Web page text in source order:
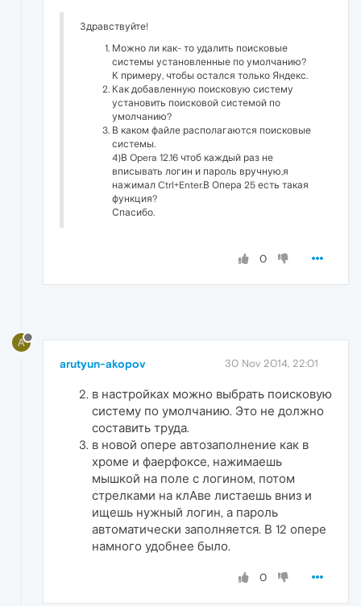
Здравствуйте!
Можно ли как- то удалить поисковые
системы установленные по умолчанию?
К примеру, чтобы остался только Яндекс.
Как добавленную поисковую систему
установить поисковой системой по
умолчанию?
В каком файле располагаются поисковые
системы.
4)В Opera 12.16 чтоб каждый раз не
вписывать логин и пароль вручную,я
нажимал Ctrl+Enter.В Опера 25 есть такая
функция?
Спасибо.
0
A
arutyun-akopov 30 Nov 2014, 22:01
в настройках можно выбрать поисковую
систему по умолчанию. Это не должно
составить труда.
в новой опере автозаполнение как в
хроме и фаерфоксе, нажимаешь
мышкой на поле с логином, потом
стрелками на клАве листаешь вниз и
ищешь нужный логин, а пароль
автоматически заполняется. В 12 опере
намного удобнее было.
0